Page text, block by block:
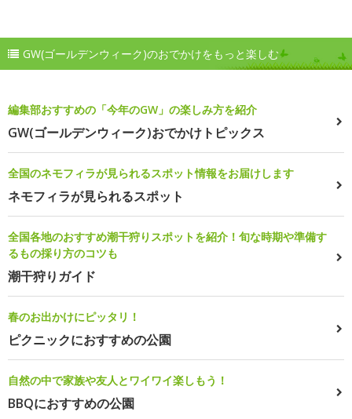
GW(ゴールデンウィーク)のおでかけをもっと楽しむ
編集部おすすめの「今年のGW」の楽しみ方を紹介
GW(ゴールデンウィーク)おでかけトピックス
全国のネモフィラが見られるスポット情報をお届けします
ネモフィラが見られるスポット
全国各地のおすすめ潮干狩りスポットを紹介！旬な時期や準備す
るもの採り方のコツも
潮干狩りガイド
春のお出かけにピッタリ！
ピクニックにおすすめの公園
自然の中で家族や友人とワイワイ楽しもう！
BBQにおすすめの公園